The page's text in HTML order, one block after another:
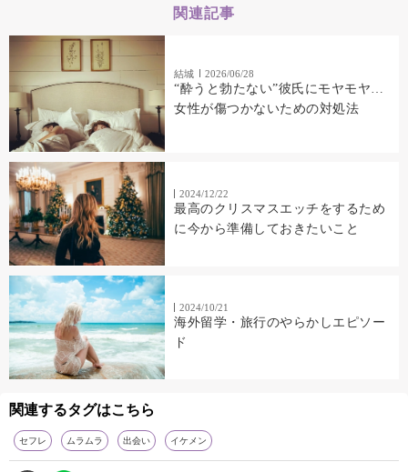
関連記事
結城 2026/06/28
“酔うと勃たない”彼氏にモヤモヤ…
女性が傷つかないための対処法
2024/12/22
最高のクリスマスエッチをするため
に今から準備しておきたいこと
2024/10/21
海外留学・旅行のやらかしエピソー
ド
関連するタグはこちら
セフレ ムラムラ 出会い イケメン